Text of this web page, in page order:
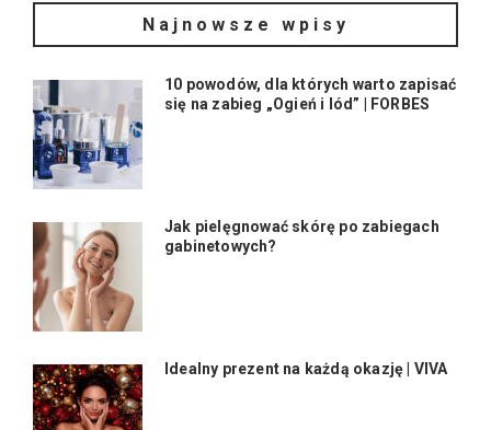
Najnowsze wpisy
10 powodów, dla których warto zapisać
się na zabieg „Ogień i lód” | FORBES
Jak pielęgnować skórę po zabiegach
gabinetowych?
Idealny prezent na każdą okazję | VIVA